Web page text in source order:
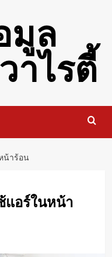
มูล
าไรตี้
น้าร้อน
แอร์ในหน้า